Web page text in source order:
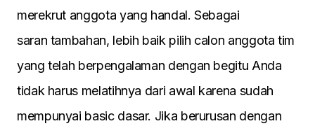
merekrut anggota yang handal. Sebagai
saran tambahan, lebih baik pilih calon anggota tim
yang telah berpengalaman dengan begitu Anda
tidak harus melatihnya dari awal karena sudah
mempunyai basic dasar. Jika berurusan dengan